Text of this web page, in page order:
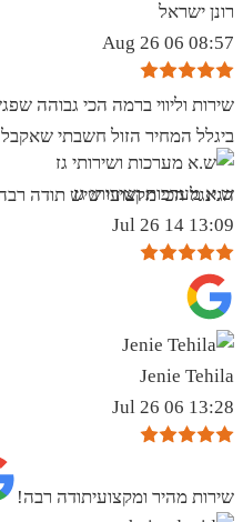
רונן ישראל
08:57 06 Aug 26
שירות וליווי ברמה הכי גבוהה
ביגלל המחיר הזול חשבתי
הגינגל הכי מקצועי שיש תודה
ש.א מערכות ושירותי גז
13:09 14 Jul 26
Jenie Tehila
13:28 06 Jul 26
שירות מהיר ומקצועיתודה רבה!